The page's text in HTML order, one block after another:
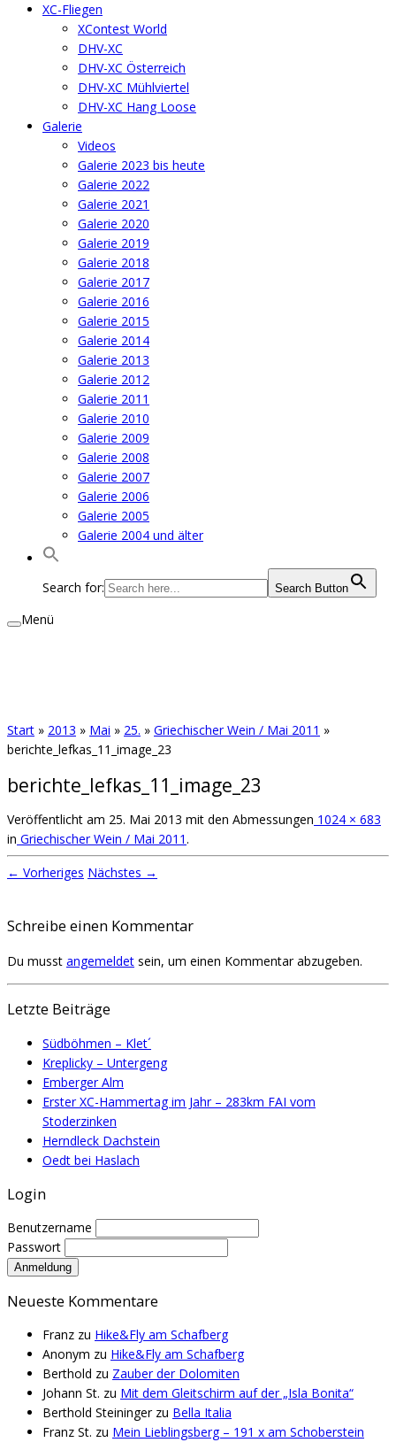
XC-Fliegen
XContest World
DHV-XC
DHV-XC Österreich
DHV-XC Mühlviertel
DHV-XC Hang Loose
Galerie
Videos
Galerie 2023 bis heute
Galerie 2022
Galerie 2021
Galerie 2020
Galerie 2019
Galerie 2018
Galerie 2017
Galerie 2016
Galerie 2015
Galerie 2014
Galerie 2013
Galerie 2012
Galerie 2011
Galerie 2010
Galerie 2009
Galerie 2008
Galerie 2007
Galerie 2006
Galerie 2005
Galerie 2004 und älter
Search for: Search Button
Menü
Start » 2013 » Mai » 25. » Griechischer Wein / Mai 2011 »
berichte_lefkas_11_image_23
berichte_lefkas_11_image_23
Veröffentlicht am 25. Mai 2013 mit den Abmessungen 1024 × 683
in Griechischer Wein / Mai 2011.
← Vorheriges Nächstes →
Schreibe einen Kommentar
Du musst angemeldet sein, um einen Kommentar abzugeben.
Letzte Beiträge
Südböhmen – Klet´
Kreplicky – Untergeng
Emberger Alm
Erster XC-Hammertag im Jahr – 283km FAI vom
Stoderzinken
Herndleck Dachstein
Oedt bei Haslach
Login
Benutzername
Passwort
Neueste Kommentare
Franz zu Hike&Fly am Schafberg
Anonym zu Hike&Fly am Schafberg
Berthold zu Zauber der Dolomiten
Johann St. zu Mit dem Gleitschirm auf der „Isla Bonita“
Berthold Steiningerzu Bella Italia
Franz St. zu Mein Lieblingsberg – 191 x am Schoberstein